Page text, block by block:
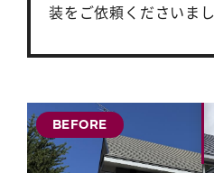
装をご依頼くださいま